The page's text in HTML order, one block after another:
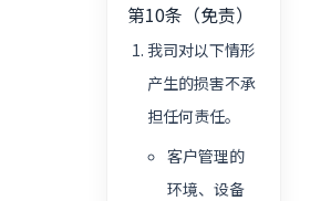
第10条（免责）
我司对以下情形
产生的损害不承
担任何责任。
客户管理的
环境、设备